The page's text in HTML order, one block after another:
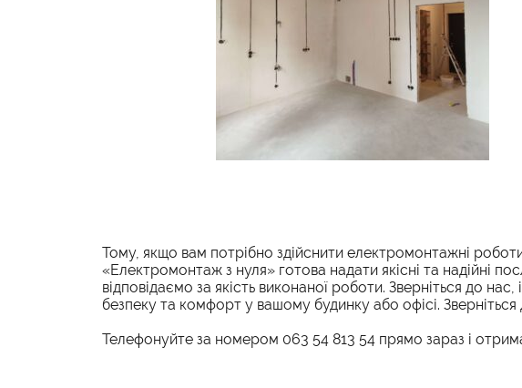
Тому, якщо вам потрібно здійснити електромонтажні
«Електромонтаж з нуля» готова надати якісні та надійні
відповідаємо за якість виконаної роботи. Зверніться до
безпеку та комфорт у вашому будинку або офісі.
Телефонуйте за номером 063 54 813 54 прямо зараз і